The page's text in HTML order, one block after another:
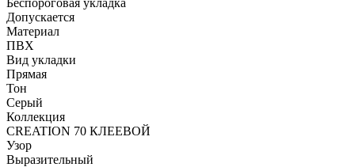
Допускается
Материал
ПВХ
Вид укладки
Прямая
Тон
Серый
Коллекция
CREATION 70 КЛЕЕВОЙ
Узор
Выразительный